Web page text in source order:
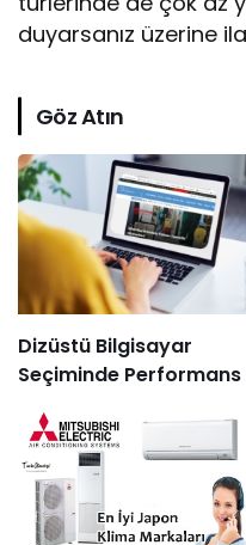
duyarsanız üzerine
Göz Atın
Dizüstü Bilgisayar
Seçiminde Performans